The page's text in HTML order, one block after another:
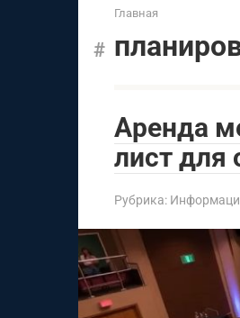
Главная
Аренда
лист для
Рубрика: